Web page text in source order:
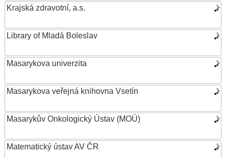
Krajská zdravotní, a.s.
Library of Mladá Boleslav
Masarykova univerzita
Masarykova veřejná knihovna Vsetín
Masarykův Onkologický Ústav (MOÚ)
Matematický ústav AV ČR